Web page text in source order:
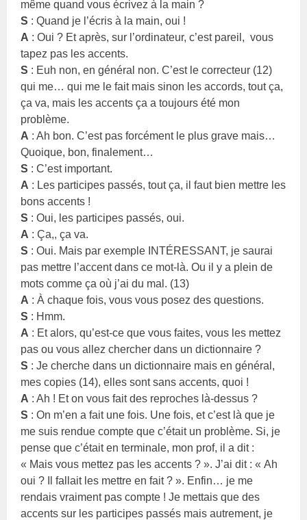
même quand vous écrivez à la main ?
S : Quand je l’écris à la main, oui !
A : Oui ? Et après, sur l’ordinateur, c’est pareil, vous
tapez pas les accents.
S : Euh non, en général non. C’est le correcteur (12)
qui me… qui me le fait mais sinon les accords, tout ça,
ça va, mais les accents ça a toujours été mon
problème.
A : Ah bon. C’est pas forcément le plus grave mais…
Quoique, bon, finalement…
S : C’est important.
A : Les participes passés, tout ça, il faut bien mettre les
bons accents !
S : Oui, les participes passés, oui.
A : Ça,, ça va.
S : Oui. Mais par exemple INTÉRESSANT, je saurai
pas mettre l’accent dans ce mot-là. Ou il y a plein de
mots comme ça où j’ai du mal. (13)
A : À chaque fois, vous vous posez des questions.
S : Hmm.
A : Et alors, qu’est-ce que vous faites, vous les mettez
pas ou vous allez chercher dans un dictionnaire ?
S : Je cherche dans un dictionnaire mais en général,
mes copies (14), elles sont sans accents, quoi !
A : Ah ! Et on vous fait des reproches là-dessus ?
S : On m’en a fait une fois. Une fois, et c’est là que je
me suis rendue compte que c’était un problème. Si, je
pense que c’était en terminale, mon prof, il a dit :
« Mais vous mettez pas les accents ? ». J’ai dit : « Ah
oui ? Il fallait les mettre en fait ? ». Enfin… je me
rendais vraiment pas compte ! Je mettais que des
accents sur les participes passés mais autrement, je